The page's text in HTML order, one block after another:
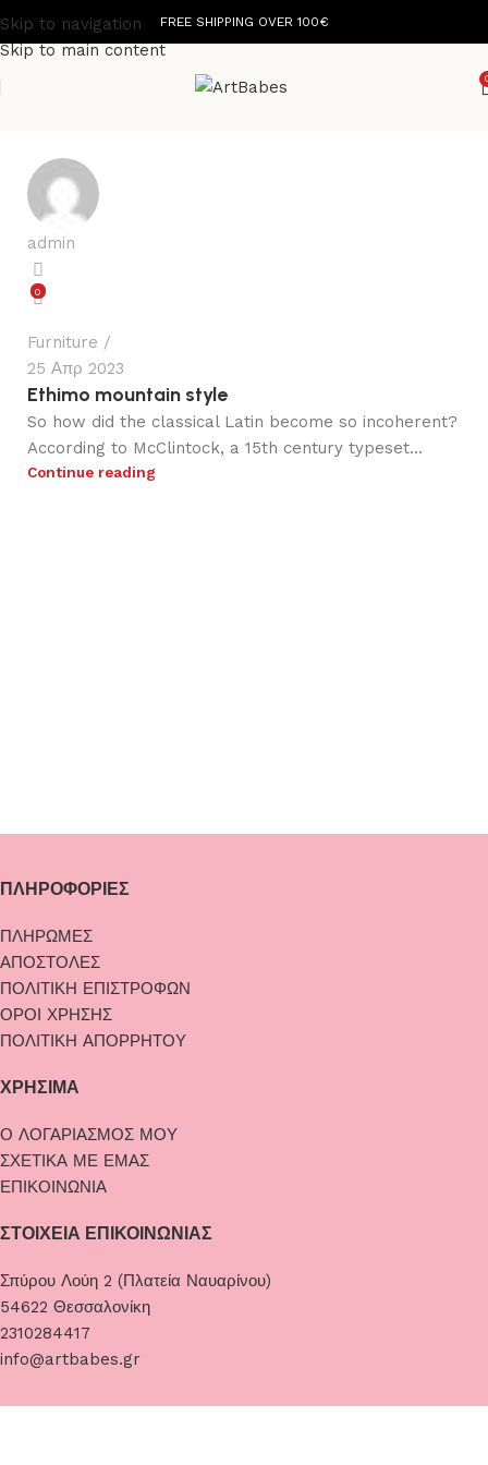
Skip to navigation
Skip to main content
FREE SHIPPING OVER 100€
admin
0
Furniture
25 Απρ 2023
Ethimo mountain style
So how did the classical Latin become so incoherent?
According to McClintock, a 15th century typeset...
Continue reading
ΠΛΗΡΟΦΟΡΙΕΣ
ΠΛΗΡΩΜΕΣ
ΑΠΟΣΤΟΛΕΣ
ΠΟΛΙΤΙΚΗ ΕΠΙΣΤΡΟΦΩΝ
ΟΡΟΙ ΧΡΗΣΗΣ
ΠΟΛΙΤΙΚΗ ΑΠΟΡΡΗΤΟΥ
ΧΡΗΣΙΜΑ
Ο ΛΟΓΑΡΙΑΣΜΟΣ ΜΟΥ
ΣΧΕΤΙΚΑ ΜΕ ΕΜΑΣ
ΕΠΙΚΟΙΝΩΝΙΑ
ΣΤΟΙΧΕΙΑ ΕΠΙΚΟΙΝΩΝΙΑΣ
Σπύρου Λούη 2 (Πλατεία Ναυαρίνου)
54622 Θεσσαλονίκη
2310284417
info@artbabes.gr